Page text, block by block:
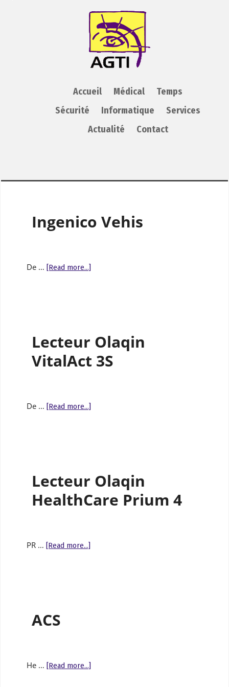
AGTI
Accueil Médical
Temps
Sécurité
Informatique
Services
Actualité
Contact
Ingenico Vehis
De … [Read more...]
Lecteur Olaqin
VitalAct 3S
De … [Read more...]
Lecteur Olaqin
HealthCare Prium 4
PR … [Read more...]
ACS
He … [Read more...]